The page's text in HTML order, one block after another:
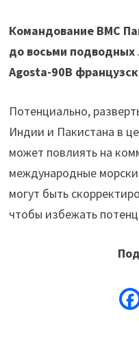
Командование ВМС
до восьми подводных
Agosta-90B
Потенциально,
Индии и Пакистана в
может повлиять на
международные
могут быть
чтобы избежать